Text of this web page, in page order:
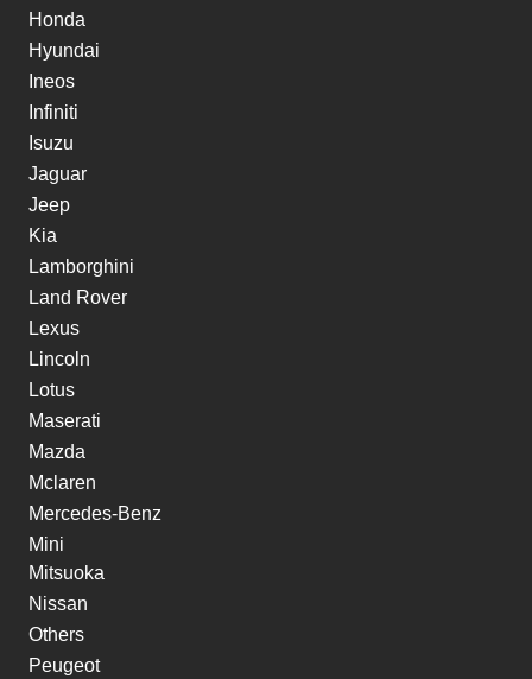
Honda
Hyundai
Ineos
Infiniti
Isuzu
Jaguar
Jeep
Kia
Lamborghini
Land Rover
Lexus
Lincoln
Lotus
Maserati
Mazda
Mclaren
Mercedes-Benz
Mini
Mitsuoka
Nissan
Others
Peugeot